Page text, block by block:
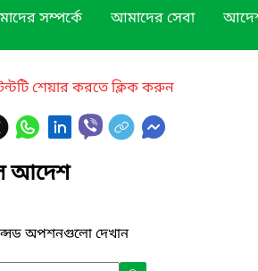
সম্পর্কে
আমাদের সেবা
শেয়ার করতে ক্লিক করুন
আদেশ
অপশনগুলো দেখান